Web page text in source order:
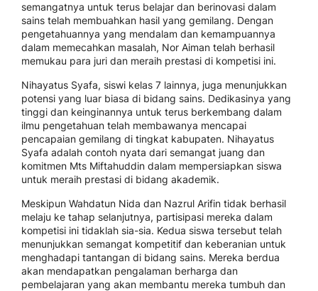
semangatnya untuk terus belajar dan berinovasi dalam
sains telah membuahkan hasil yang gemilang. Dengan
pengetahuannya yang mendalam dan kemampuannya
dalam memecahkan masalah, Nor Aiman telah berhasil
memukau para juri dan meraih prestasi di kompetisi ini.
Nihayatus Syafa, siswi kelas 7 lainnya, juga menunjukkan
potensi yang luar biasa di bidang sains. Dedikasinya yang
tinggi dan keinginannya untuk terus berkembang dalam
ilmu pengetahuan telah membawanya mencapai
pencapaian gemilang di tingkat kabupaten. Nihayatus
Syafa adalah contoh nyata dari semangat juang dan
komitmen Mts Miftahuddin dalam mempersiapkan siswa
untuk meraih prestasi di bidang akademik.
Meskipun Wahdatun Nida dan Nazrul Arifin tidak berhasil
melaju ke tahap selanjutnya, partisipasi mereka dalam
kompetisi ini tidaklah sia-sia. Kedua siswa tersebut telah
menunjukkan semangat kompetitif dan keberanian untuk
menghadapi tantangan di bidang sains. Mereka berdua
akan mendapatkan pengalaman berharga dan
pembelajaran yang akan membantu mereka tumbuh dan